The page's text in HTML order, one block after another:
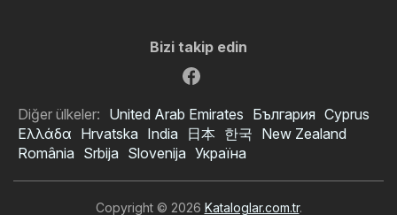
Bizi takip edin
Diğer ülkeler: United Arab Emirates България Cyprus
Ελλάδα Hrvatska India 日本 한국 New Zealand
România Srbija Slovenija Україна
Copyright © 2026 Kataloglar.com.tr.